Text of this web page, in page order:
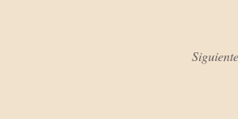
Siguiente